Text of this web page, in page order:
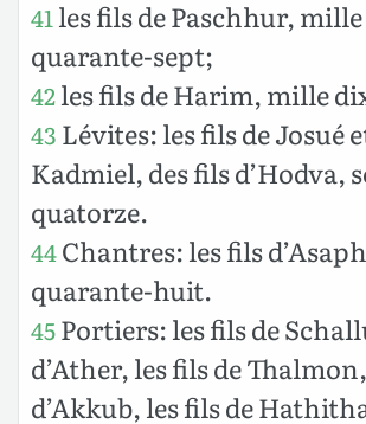
41 les fils de Paschhur,
quarante-sept;
42les fils de Harim, mille
43 Lévites: les fils de Josué
Kadmiel, des fils d’Hodva,
quatorze.
44Chantres: les fils
quarante-huit.
45Portiers: les fils de
d’Ather, les fils de
d’Akkub, les fils de